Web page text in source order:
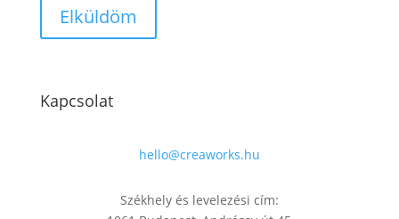
Kapcsolat
hello@creaworks.hu
Székhely és levelezési cím: